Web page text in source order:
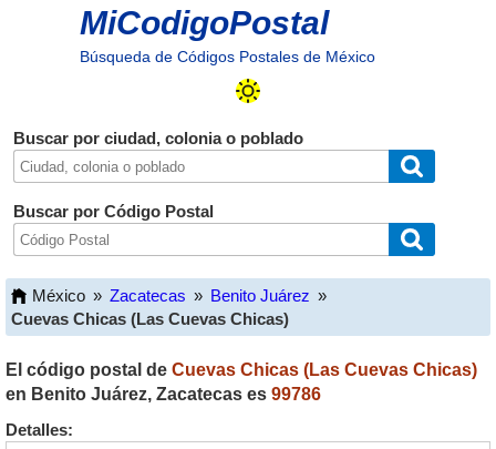
MiCodigoPostal
Búsqueda de Códigos Postales de México
Buscar por ciudad, colonia o poblado
Buscar por Código Postal
México » Zacatecas » Benito Juárez »
Cuevas Chicas (Las Cuevas Chicas)
El código postal de Cuevas Chicas (Las Cuevas Chicas)
en Benito Juárez, Zacatecas es 99786
Detalles: